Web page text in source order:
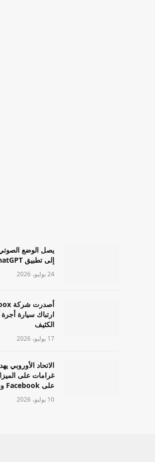
إلى تطبيق ChatGPT لسطح المكتب
24 يوليو، 2026
ارتباك سيارة
الكثيف
17 يوليو، 2026
غرامات على
على Facebook وInstagram
10 يوليو، 2026